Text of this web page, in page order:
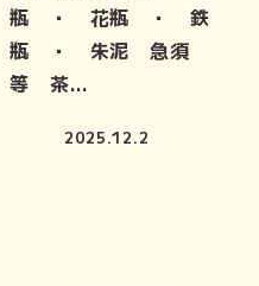
瓶 ・ 花瓶 ・ 鉄
瓶 ・ 朱泥 急須
等 茶…
2025.12.2